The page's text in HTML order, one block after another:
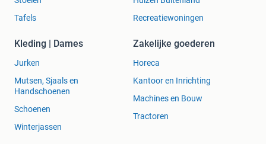
Tafels
Recreatiewoningen
Kleding | Dames
Jurken
Mutsen, Sjaals en
Handschoenen
Schoenen
Winterjassen
Zakelijke goederen
Horeca
Kantoor en Inrichting
Machines en Bouw
Tractoren